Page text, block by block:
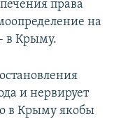
права
на
в Крыму.
и нервирует
в Крыму якобы